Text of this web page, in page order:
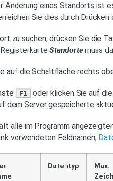
Änderung eines Standorts ist
Sie dies durch Drücken
zu suchen, drücken Sie die
RegisterkarteStandorte muss
auf die Schaltfläche rechts
F1 oder klicken Sie auf
dem Server gespeicherte
alle im Programm
verwendeten Feldnamen,
Datentyp
Max.